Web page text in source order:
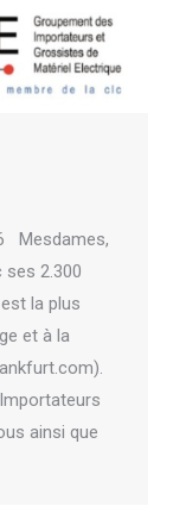
Mesdames,
ses 2.300
la plus
et à la
ainsi que